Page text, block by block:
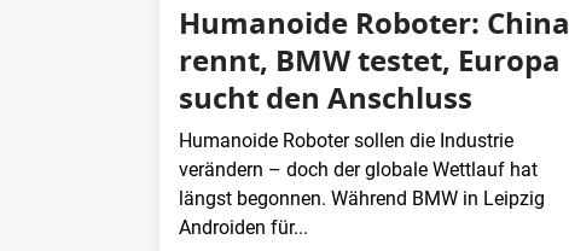
Humanoide Roboter: China
rennt, BMW testet, Europa
sucht den Anschluss
Humanoide Roboter sollen die Industrie
verändern – doch der globale Wettlauf hat
längst begonnen. Während BMW in Leipzig
Androiden für...